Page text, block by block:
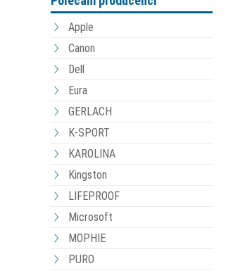
Apple
Canon
Dell
Eura
GERLACH
K-SPORT
KAROLINA
Kingston
LIFEPROOF
Microsoft
MOPHIE
PURO